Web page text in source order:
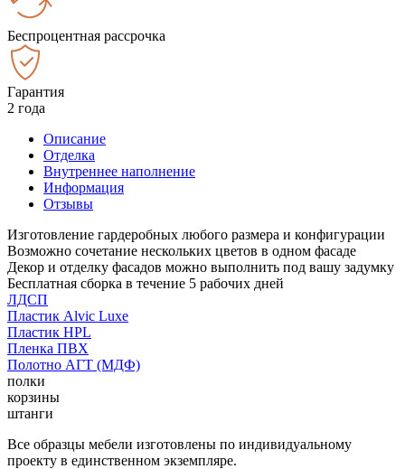
Беспроцентная рассрочка
Гарантия
2 года
Описание
Отделка
Внутреннее наполнение
Информация
Отзывы
Изготовление гардеробных любого размера и конфигурации
Возможно сочетание нескольких цветов в одном фасаде
Декор и отделку фасадов можно выполнить под вашу задумку
Бесплатная сборка в течение 5 рабочих дней
ЛДСП
Пластик Alvic Luxe
Пластик HPL
Пленка ПВХ
Полотно АГТ (МДФ)
полки
корзины
штанги
Все образцы мебели изготовлены по индивидуальному
проекту в единственном экземпляре.